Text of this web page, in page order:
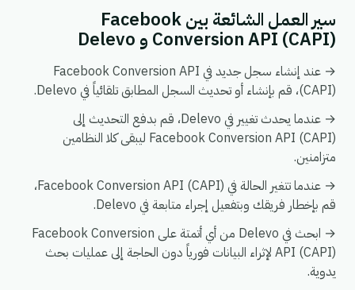
سير العمل الشائعة بين Facebook
Conversion API (CAPI) و Delevo
→ عند إنشاء سجل جديد في Facebook Conversion API
(CAPI)، قم بإنشاء أو تحديث السجل المطابق تلقائياً في Delevo.
→ عندما يحدث تغيير في Delevo، قم بدفع التحديث إلى
Facebook Conversion API (CAPI) ليبقى كلا النظامين
متزامنين.
→ عندما تتغير الحالة في Facebook Conversion API (CAPI)،
قم بإخطار فريقك وبتفعيل إجراء متابعة في Delevo.
→ ابحث في Delevo من أي أتمتة على Facebook Conversion
API (CAPI) لإثراء البيانات فورياً دون الحاجة إلى عمليات بحث
يدوية.